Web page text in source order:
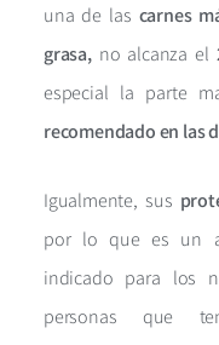
una de las carnes
grasa, no alcanza el
especial la parte
recomendado en las
Igualmente, sus
por lo que es un
indicado para los
personas que